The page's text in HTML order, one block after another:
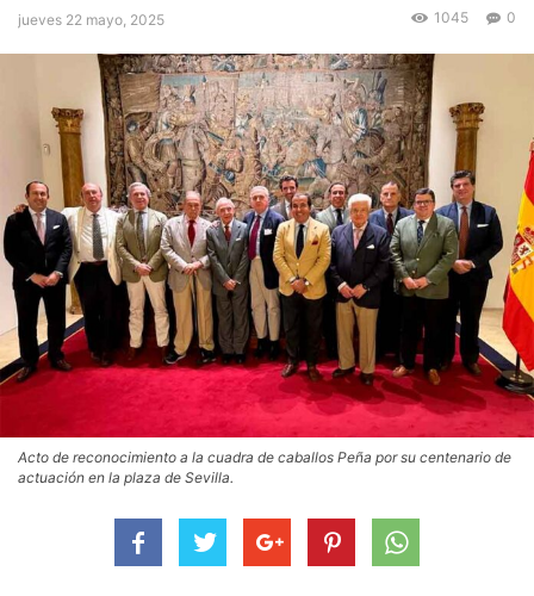
jueves 22 mayo, 2025 0
1045
Acto de reconocimiento a la cuadra de caballos Peña por su centenario de
actuación en la plaza de Sevilla.